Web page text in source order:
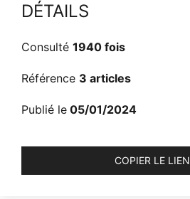
DÉTAILS
Consulté 1940 fois
Référence 3 articles
Publié le 05/01/2024
COPIER LE LIEN